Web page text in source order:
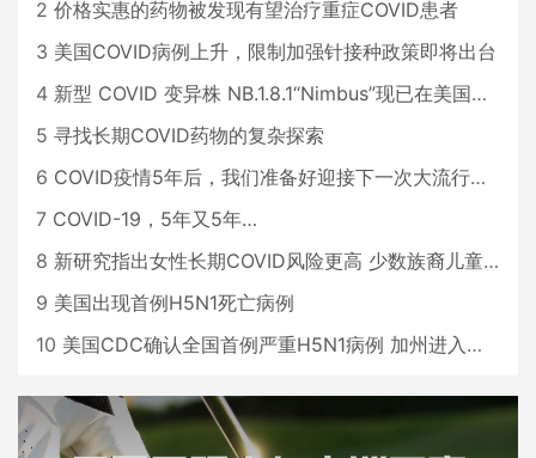
2 价格实惠的药物被发现有望治疗重症COVID患者
3 美国COVID病例上升，限制加强针接种政策即将出台
4 新型 COVID 变异株 NB.1.8.1“Nimbus”现已在美国占据主导地位
5 寻找长期COVID药物的复杂探索
6 COVID疫情5年后，我们准备好迎接下一次大流行了吗？
7 COVID-19，5年又5年…
8 新研究指出女性长期COVID风险更高 少数族裔儿童存在差异
9 美国出现首例H5N1死亡病例
10 美国CDC确认全国首例严重H5N1病例 加州进入紧急状态